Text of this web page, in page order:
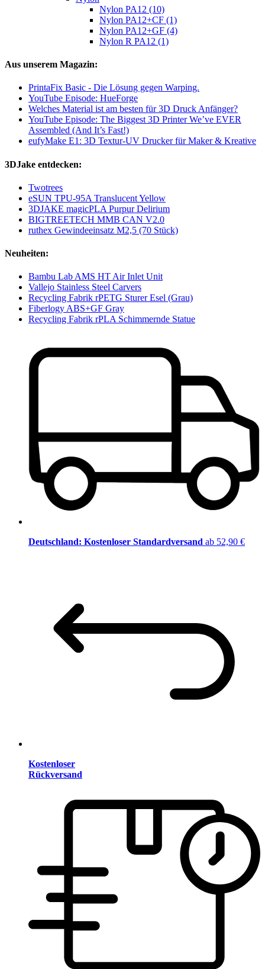
Nylon PA12 (10)
Nylon PA12+CF (1)
Nylon PA12+GF (4)
Nylon R PA12 (1)
Aus unserem Magazin:
PrintaFix Basic - Die Lösung gegen Warping.
YouTube Episode: HueForge
Welches Material ist am besten für 3D Druck Anfänger?
YouTube Episode: The Biggest 3D Printer We’ve EVER
Assembled (And It’s Fast!)
eufyMake E1: 3D Textur-UV Drucker für Maker & Kreative
3DJake entdecken:
Twotrees
eSUN TPU-95A Translucent Yellow
3DJAKE magicPLA Purpur Delirium
BIGTREETECH MMB CAN V2.0
ruthex Gewindeeinsatz M2,5 (70 Stück)
Neuheiten:
Bambu Lab AMS HT Air Inlet Unit
Vallejo Stainless Steel Carvers
Recycling Fabrik rPETG Sturer Esel (Grau)
Fiberlogy ABS+GF Gray
Recycling Fabrik rPLA Schimmernde Statue
Deutschland: Kostenloser Standardversand ab 52,90 €
Kostenloser
Rückversand